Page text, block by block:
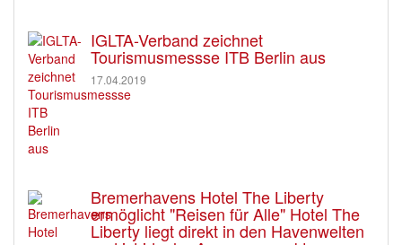
IGLTA-Verband zeichnet
Tourismusmessse ITB Berlin aus
17.04.2019
Bremerhavens Hotel The Liberty
ermöglicht "Reisen für Alle" Hotel The
Liberty liegt direkt in den Havenwelten